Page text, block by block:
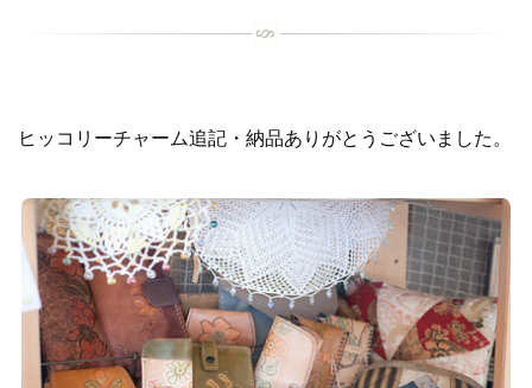
ヒッコリーチャーム追記・納品ありがとうございました。